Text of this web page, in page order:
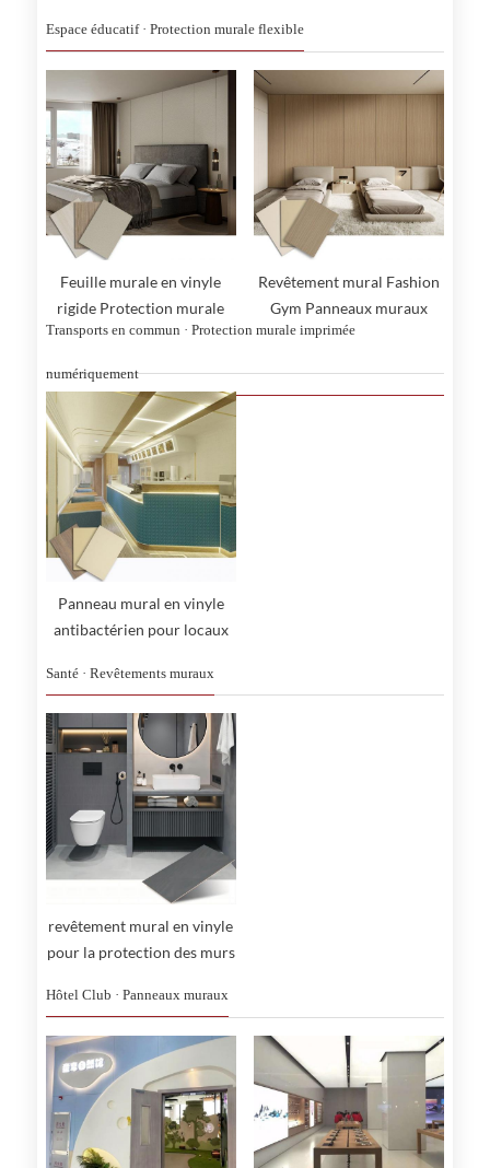
Espace éducatif · Protection murale flexible
Feuille murale en vinyle
rigide Protection murale
Revêtement mural Fashion
Gym Panneaux muraux
anti-rayures
Transports en commun · Protection murale imprimée
numériquement
Panneau mural en vinyle
antibactérien pour locaux
Santé · Revêtements muraux
revêtement mural en vinyle
pour la protection des murs
Hôtel Club · Panneaux muraux